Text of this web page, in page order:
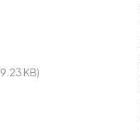
KB)